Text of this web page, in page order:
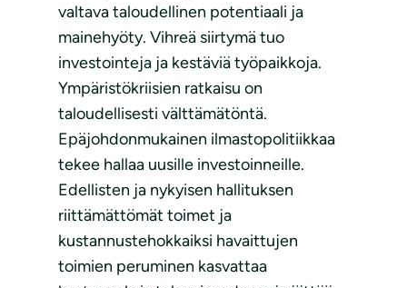
valtava taloudellinen potentiaali ja
mainehyöty. Vihreä siirtymä tuo
investointeja ja kestäviä työpaikkoja.
Ympäristökriisien ratkaisu on
taloudellisesti välttämätöntä.
Epäjohdonmukainen ilmastopolitiikkaa
tekee hallaa uusille investoinneille.
Edellisten ja nykyisen hallituksen
riittämättömät toimet ja
kustannustehokkaiksi havaittujen
toimien peruminen kasvattaa